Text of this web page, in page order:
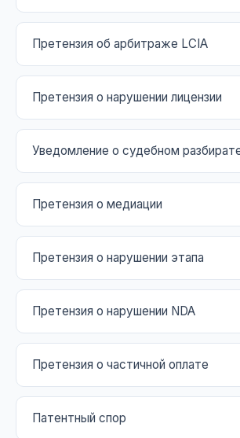
Претензия об арбитраже LCIA
Претензия о нарушении лицензии
Уведомление о судебном
Претензия о медиации
Претензия о нарушении этапа
Претензия о нарушении NDA
Претензия о частичной оплате
Патентный спор